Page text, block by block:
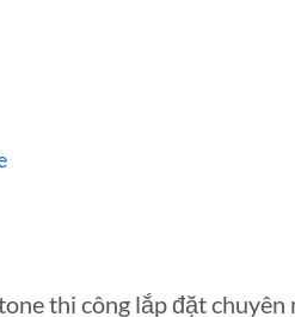
thi công lắp đặt